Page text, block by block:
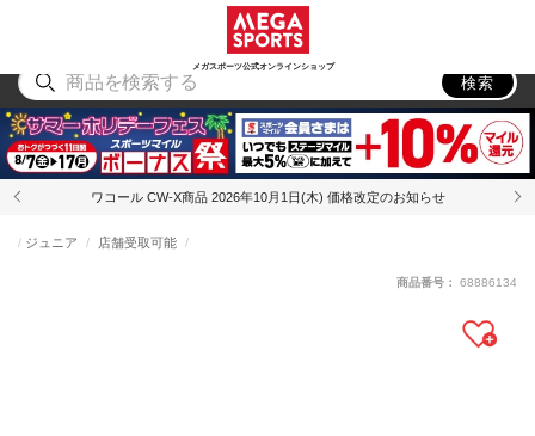
メガスポーツ公式オンラインショップ
アウトドア
検索
ワコール CW-X商品 2026年10月1日(木) 価格改定のお知らせ
ジュニア 店舗受取可能
商品番号： 68886134